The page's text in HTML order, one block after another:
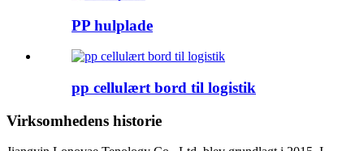
PP hulplade
pp cellulært bord til logistik
Virksomhedens historie